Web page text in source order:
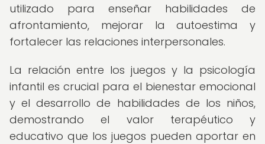
utilizado para enseñar habilidades de
afrontamiento, mejorar la autoestima y
fortalecer las relaciones interpersonales.
La relación entre los juegos y la psicología
infantil es crucial para el bienestar emocional
y el desarrollo de habilidades de los niños,
demostrando el valor terapéutico y
educativo que los juegos pueden aportar en